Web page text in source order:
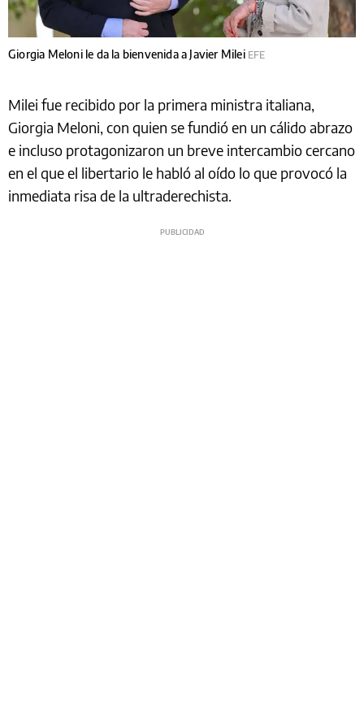
Giorgia Meloni le da la bienvenida a Javier Milei EFE
Milei fue recibido por la primera ministra italiana,
Giorgia Meloni, con quien se fundió en un cálido abrazo
e incluso protagonizaron un breve intercambio cercano
en el que el libertario le habló al oído lo que provocó la
inmediata risa de la ultraderechista.